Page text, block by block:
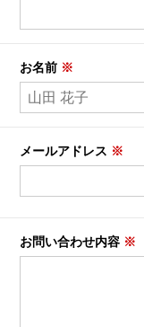
お名前 ※
メールアドレス ※
お問い合わせ内容 ※